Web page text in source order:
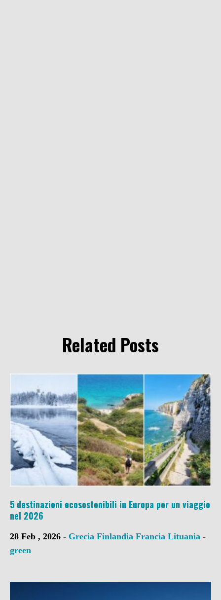
Related Posts
5 destinazioni ecosostenibili in Europa per un viaggio
nel 2026
28 Feb , 2026 - Grecia Finlandia Francia Lituania -
green